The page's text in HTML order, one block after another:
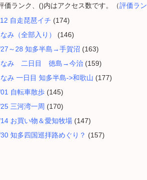
価ランク、()内はアクセス数です。（評価ラ
自走琵琶イチ (174)
み（全部入り）
(146)
～28 知多半島→手賀沼 (163)
なみ 二日目 徳島→今治 (159)
み 一日目 知多半島->和歌山 (177)
自転車散歩 (145)
三河湾一周 (170)
お買い物＆愛知牧場 (147)
知多四国巡拝路めぐり？ (157)